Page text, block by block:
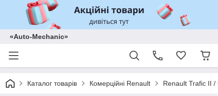
«Auto-Mechanic»
Каталог товарів Комерційні Renault Renault Trafic II